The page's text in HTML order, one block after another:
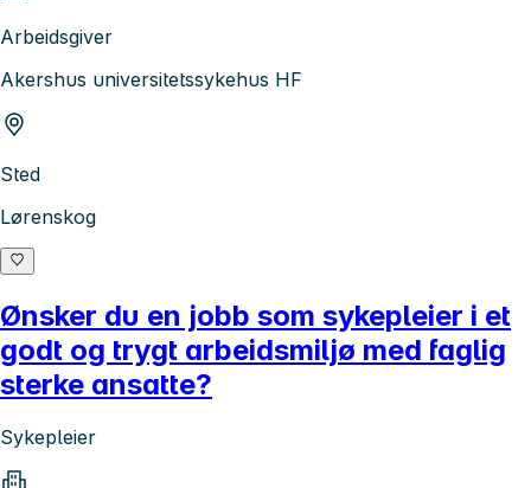
Arbeidsgiver
Akershus universitetssykehus HF
Sted
Lørenskog
Ønsker du en jobb som sykepleier i et
godt og trygt arbeidsmiljø med faglig
sterke ansatte?
Sykepleier